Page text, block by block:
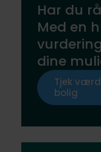
Har du
Med en
dine
Tjek
bolig